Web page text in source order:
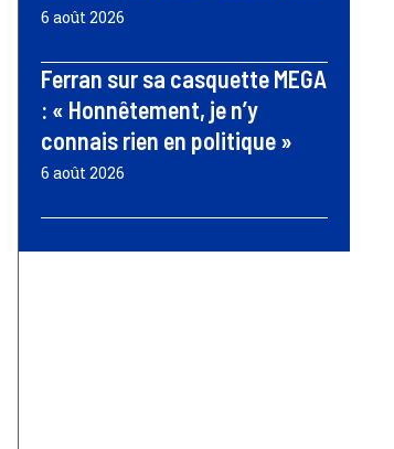
6 août 2026
Ferran sur sa casquette MEGA
: « Honnêtement, je n’y
connais rien en politique »
6 août 2026